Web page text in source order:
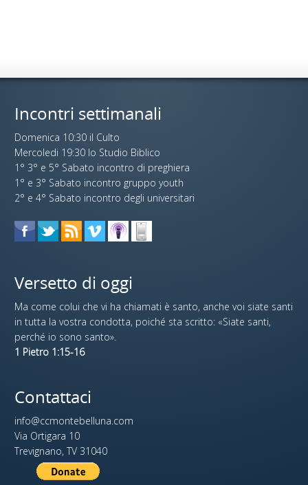
Incontri settimanali
Domenica 10:30 il Culto
Mercoledi 19:30 lo Studio Biblico
1° 3° e 5° Sabato incontro di preghiera
1° e 3° Sabato incontro gruppo youth
2° e 4° Sabato incontro degli universitari
Versetto di oggi
Ma come colui che vi ha chiamati è santo, anche voi siate santi
in tutta la vostra condotta, poiché sta scritto: «Siate santi,
perché io sono santo».
1 Pietro 1:15-16
Contattaci
info@ccmontebelluna.com
Via Ortigara 10
Trevignano, TV 31040